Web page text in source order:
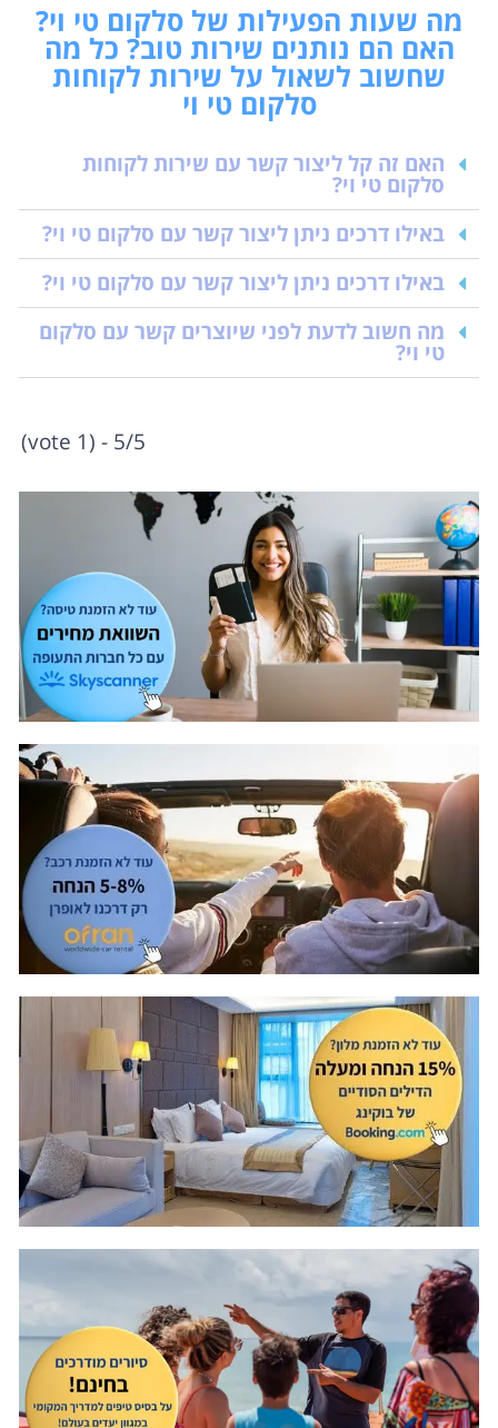
מה שעות הפעילות של סלקום טי וי?
האם הם נותנים שירות טוב? כל מה
שחשוב לשאול על שירות לקוחות
סלקום טי וי
האם זה קל ליצור קשר עם שירות לקוחות
סלקום טי וי?
באילו דרכים ניתן ליצור קשר עם סלקום טי וי?
באילו דרכים ניתן ליצור קשר עם סלקום טי וי?
מה חשוב לדעת לפני שיוצרים קשר עם סלקום
טי וי?
5/5 - (1 vote)